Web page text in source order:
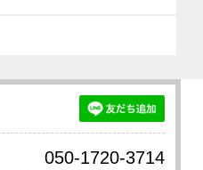
050-1720-3714